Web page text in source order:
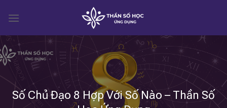
Số Chủ Đạo 8 Hợp Với Số Nào – Thần Số